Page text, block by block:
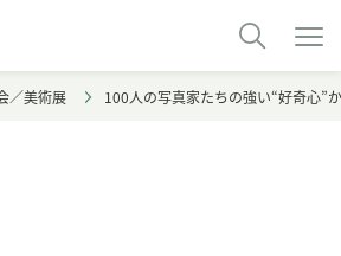
／美術展 100人の写真家たちの強い“好奇心”